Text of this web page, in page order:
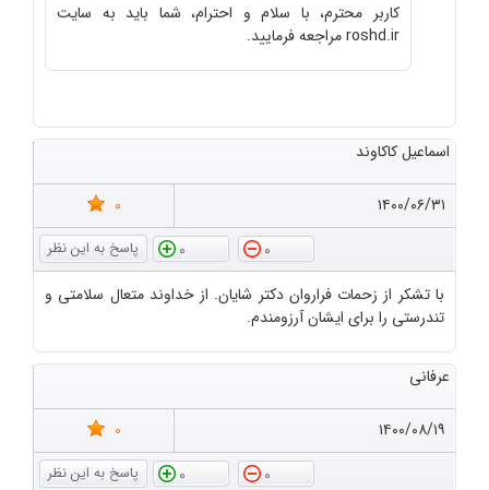
کاربر محترم، با سلام و احترام، شما باید به سایت
roshd.ir مراجعه فرمایید.
اسماعیل کاکاوند
۱۴۰۰/۰۶/۳۱
0
0
0
با تشکر از زحمات فراروان دکتر شایان. از خداوند متعال سلامتی و
تندرستی را برای ایشان آرزومندم.
عرفانی
۱۴۰۰/۰۸/۱۹
0
0
0